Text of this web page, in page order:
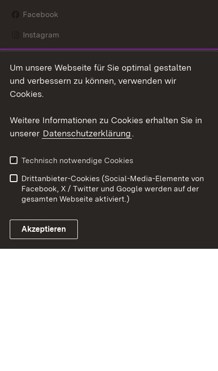
Facebook
Instagram
Mastodon
Youtube
Link zum Landesportal
Kontakt
Datenschutz
Barrierefreiheit
Impressum Cookies
Um unsere Webseite für Sie optimal gestalten
und verbessern zu können, verwenden wir
Cookies.
Weitere Informationen zu Cookies erhalten Sie in
unserer Datenschutzerklärung.
Technisch notwendige Cookies
Drittanbieter-Cookies (Social-Media-Elemente von
Facebook, X / Twitter und Google werden auf der
gesamten Webseite aktiviert.)
Akzeptieren